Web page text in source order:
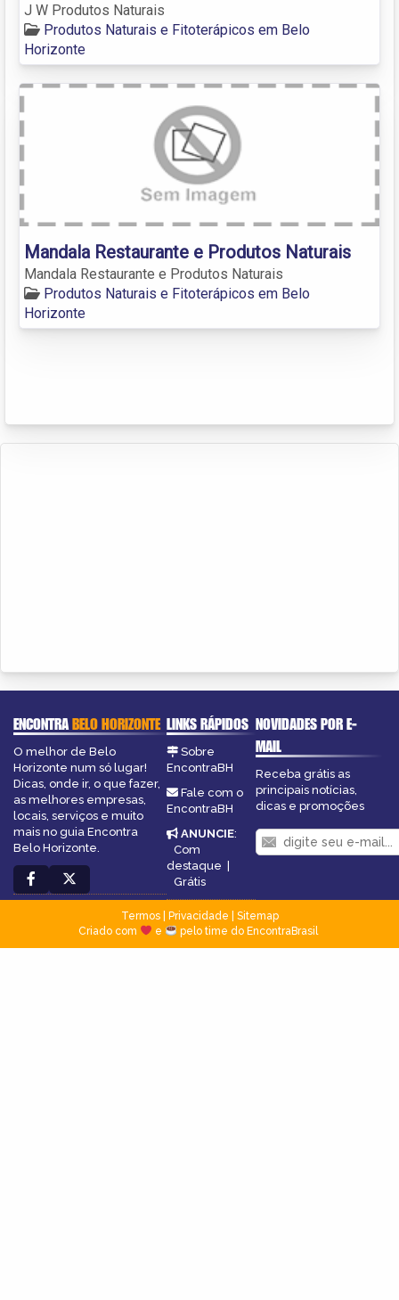
J W Produtos Naturais
Produtos Naturais e Fitoterápicos em Belo
Horizonte
Mandala Restaurante e Produtos Naturais
Mandala Restaurante e Produtos Naturais
Produtos Naturais e Fitoterápicos em Belo
Horizonte
ENCONTRABELO HORIZONTE
O melhor de Belo
Horizonte num só lugar!
Dicas, onde ir, o que fazer,
as melhores empresas,
locais, serviços e muito
mais no guia Encontra
Belo Horizonte.
LINKS RÁPIDOS
Sobre
EncontraBH
Fale com o
EncontraBH
ANUNCIE:
Com
destaque |
Grátis
NOVIDADES POR E-
MAIL
Receba grátis as
principais notícias,
dicas e promoções
Termos| Privacidade
Sitemap
Criado com
e pelo time do EncontraBrasil